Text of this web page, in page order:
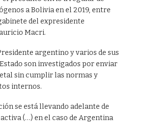
a Bolivia en el 2019, entre
del expresidente
Macri.
argentino y varios de sus
son investigados por enviar
sin cumplir las normas y
internos.
se está llevando adelante de
(…) en el caso de Argentina